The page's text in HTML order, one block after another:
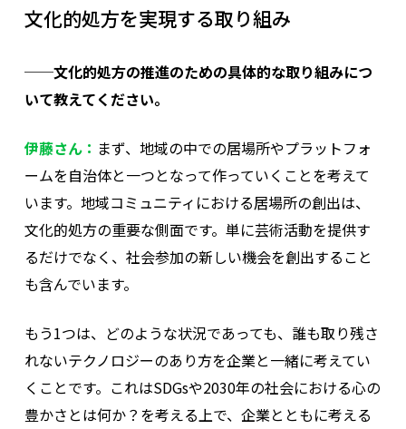
文化的処方を実現する取り組み
──文化的処方の推進のための具体的な取り組みにつ
いて教えてください。
伊藤さん： まず、地域の中での居場所やプラットフォ
ームを自治体と一つとなって作っていくことを考えて
います。地域コミュニティにおける居場所の創出は、
文化的処方の重要な側面です。単に芸術活動を提供す
るだけでなく、社会参加の新しい機会を創出すること
も含んでいます。
もう1つは、どのような状況であっても、誰も取り残さ
れないテクノロジーのあり方を企業と一緒に考えてい
くことです。これはSDGsや2030年の社会における心の
豊かさとは何か？を考える上で、企業とともに考える